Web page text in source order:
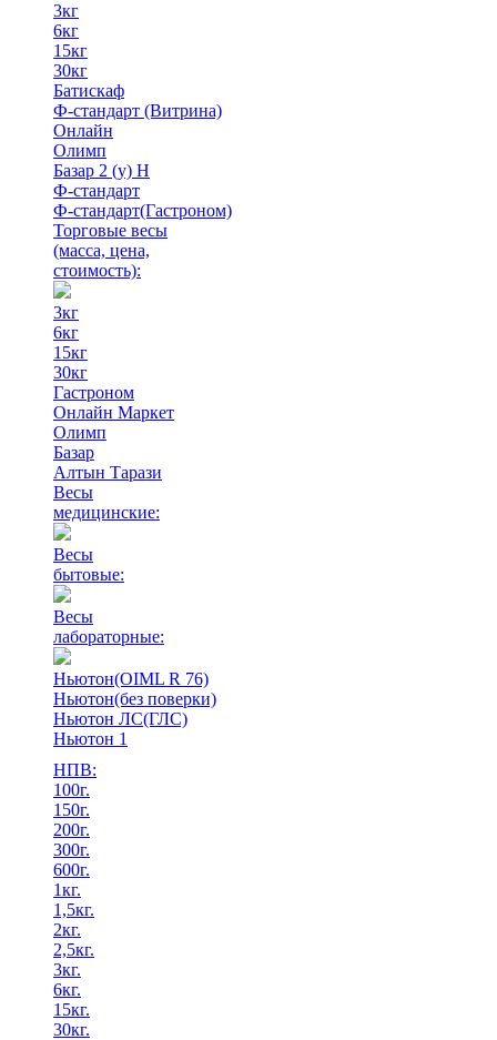
3кг
6кг
15кг
30кг
Батискаф
Ф-стандарт (Витрина)
Онлайн
Олимп
Базар 2 (у) Н
Ф-стандарт
Ф-стандарт(Гастроном)
Торговые весы
(масса, цена,
стоимость):
3кг
6кг
15кг
30кг
Гастроном
Онлайн Маркет
Олимп
Базар
Алтын Тарази
Весы
медицинские:
Весы
бытовые:
Весы
лабораторные:
Ньютон(OIML R 76)
Ньютон(без поверки)
Ньютон ЛС(ГЛС)
Ньютон 1
НПВ:
100г.
150г.
200г.
300г.
600г.
1кг.
1,5кг.
2кг.
2,5кг.
3кг.
6кг.
15кг.
30кг.